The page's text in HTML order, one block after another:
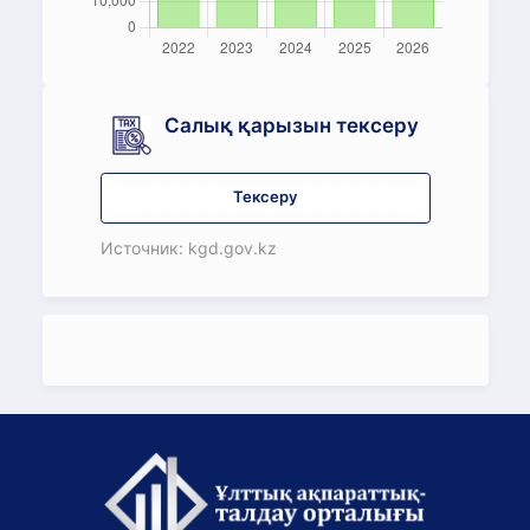
Салық қарызын тексеру
Тексеру
Источник: kgd.gov.kz